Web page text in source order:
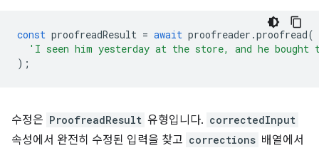
const proofreadResult = await proofreader .proofread(
'I seen him yesterday at the store, and he
);
수정은 ProofreadResult 유형입니다. correctedInput
속성에서 완전히 수정된 입력을 찾고 corrections 배열에서